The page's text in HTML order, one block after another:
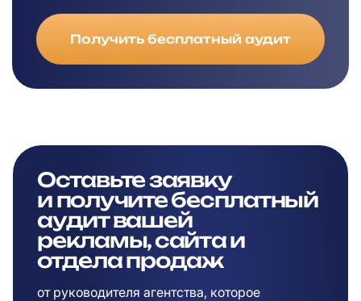
Получить бесплатный аудит
Оставьте заявку
и получите бесплатный
аудит вашей
рекламы,сайта и
отдела продаж
от руководителя агентства, которое